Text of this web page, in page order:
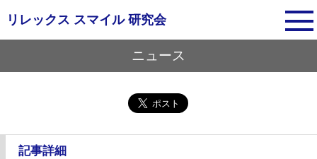
リレックス スマイル 研究会
ニュース
記事詳細